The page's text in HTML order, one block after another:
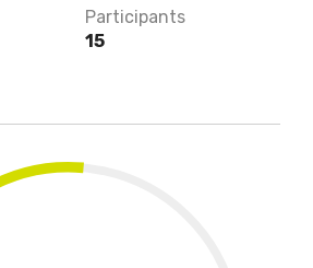
Participants
15